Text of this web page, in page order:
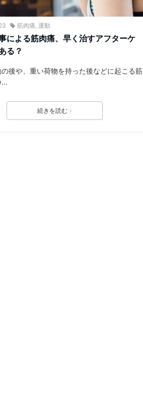
筋肉痛, 運動
による筋肉痛、早く治すアフターケ
る？
後や、重い荷物を持った後などに起こる筋
…
続きを読む